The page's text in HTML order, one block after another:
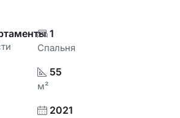
1
Спальня
55
м²
2021